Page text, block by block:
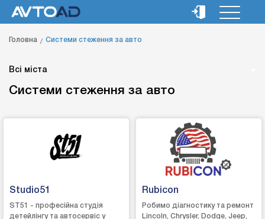
Головна Системи стеження за авто
Всі міста
Системи стеження за авто
Studio51
ST51 - професійна студія
детейлінгу та автосервіс у
Rubicon
Робимо діагностику та ремонт
Lincoln, Chrysler, Dodge, Jeep,